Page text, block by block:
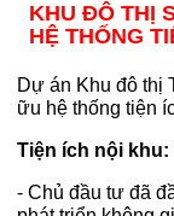
KHU ĐÔ THỊ
HỆ THỐNG
Dự án Khu đô thị
ữu hệ thống tiện
Tiện ích nội khu:
- Chủ đầu tư đã